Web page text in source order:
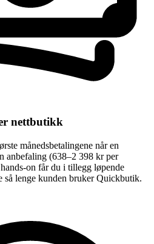
nettbutikk
månedsbetalingene når en
anbefaling (638–2 398 kr per
on får du i tillegg løpende
så lenge kunden bruker Quickbutik.